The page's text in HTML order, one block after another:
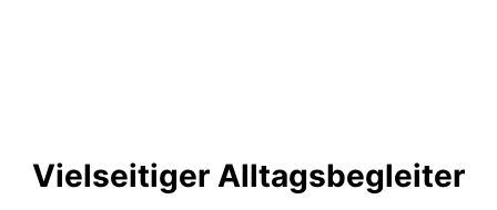
Vielseitiger Alltagsbegleiter